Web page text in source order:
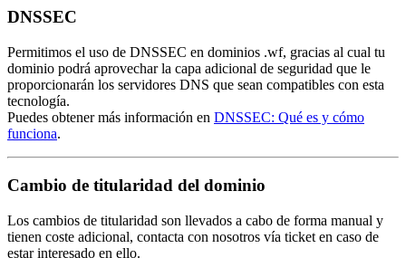
DNSSEC
Permitimos el uso de DNSSEC en dominios .wf, gracias al cual tu
dominio podrá aprovechar la capa adicional de seguridad que le
proporcionarán los servidores DNS que sean compatibles con esta
tecnología.
Puedes obtener más información en DNSSEC: Qué es y cómo
funciona.
Cambio de titularidad del dominio
Los cambios de titularidad son llevados a cabo de forma manual y
tienen coste adicional, contacta con nosotros vía ticket en caso de
estar interesado en ello.